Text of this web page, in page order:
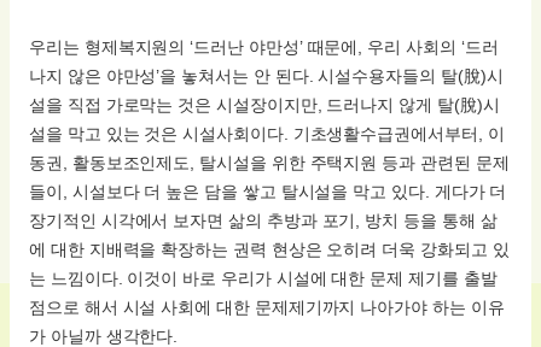
우리는 형제복지원의 ‘드러난 야만성’ 때문에, 우리 사회의 ‘드러
나지 않은 야만성’을 놓쳐서는 안 된다. 시설수용자들의 탈(脫)시
설을 직접 가로막는 것은 시설장이지만, 드러나지 않게 탈(脫)시
설을 막고 있는 것은 시설사회이다. 기초생활수급권에서부터, 이
동권, 활동보조인제도, 탈시설을 위한 주택지원 등과 관련된 문제
들이, 시설보다 더 높은 담을 쌓고 탈시설을 막고 있다. 게다가 더
장기적인 시각에서 보자면 삶의 추방과 포기, 방치 등을 통해 삶
에 대한 지배력을 확장하는 권력 현상은 오히려 더욱 강화되고 있
는 느낌이다. 이것이 바로 우리가 시설에 대한 문제 제기를 출발
점으로 해서 시설 사회에 대한 문제제기까지 나아가야 하는 이유
가 아닐까 생각한다.